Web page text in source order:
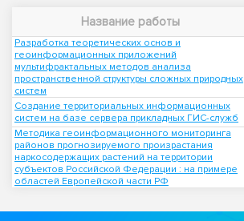
Название работы
Разработка теоретических основ и
геоинформационных приложений
мультифрактальных методов анализа
пространственной структуры сложных природных
систем
Создание территориальных информационных
систем на базе сервера прикладных ГИС-служб
Методика геоинформационного мониторинга
районов прогнозируемого произрастания
наркосодержащих растений на территории
субъектов Российской Федерации : на примере
областей Европейской части РФ